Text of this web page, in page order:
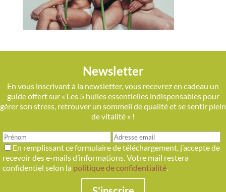
Newsletter
En vous inscrivant à la newsletter, vous recevrez en cadeau un
guide offert sur « Les 5 huiles essentielles indispensables pour
gérer son stress, retrouver un sommeil de qualité et se sentir plein
de vitalité » !
En remplissant ce formulaire de téléchargement, j’accepte de
recevoir des e-mails d’informations. Votre mail restera
confidentiel selon la politique de confidentialité.